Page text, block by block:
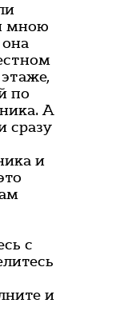
мною
по
А
сразу
и
с
и